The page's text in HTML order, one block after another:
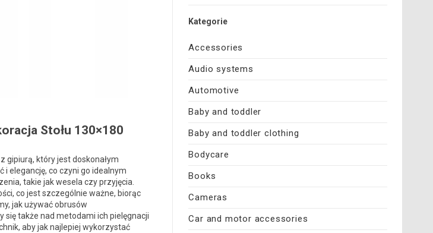
Stołu 130×180
gipiurą, który jest doskonałym
i elegancję, co czyni go idealnym
takie jak wesela czy przyjęcia.
co jest szczególnie ważne, biorąc
jak używać obrusów
także nad metodami ich pielęgnacji
aby jak najlepiej wykorzystać
Kategorie
Accessories
Audio systems
Automotive
Baby and toddler
Baby and toddler clothing
Bodycare
Books
Cameras
Car and motor accessories